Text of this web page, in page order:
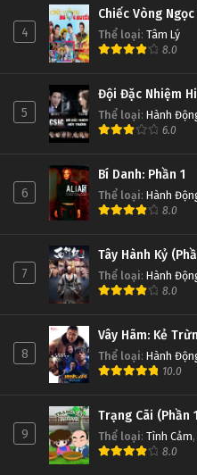
4
Chiếc Vòng
Thể loại: Tâm Lý
8.0
5
Đội Đặc Nhiệm
Thể loại: Hành
6.0
6
Bí Danh: Phần 1
Thể loại: Hành
8.0
7
Tây Hành Kỷ
Thể loại: Hành
8.0
8
Vây Hãm: Kẻ
Thể loại: Hành
10.0
9
Trạng Cãi (Phần
Thể loại: Tình Cảm,
8.0